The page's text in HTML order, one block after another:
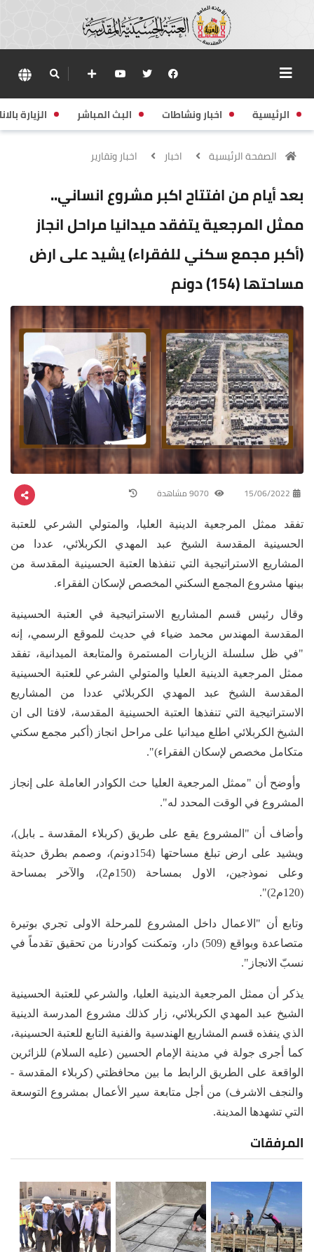
الرئيسية اخبار ونشاطات البث المباشر الزيارة
الصفحة الرئيسية اخبار اخبار وتقارير
بعد أيام من افتتاح اكبر مشروع انساني..
ممثل المرجعية يتفقد ميدانيا مراحل انجاز
(أكبر مجمع سكني للفقراء) يشيد على ارض
مساحتها (154) دونم
15/06/2022
تفقد ممثل المرجعية الدينية العليا، والمتولي الشرعي للعتبة
الحسينية المقدسة الشيخ عبد المهدي الكربلائي، عددا من
المشاريع الاستراتيجية التي تنفذها العتبة الحسينية المقدسة من
بينها مشروع المجمع السكني المخصص لإسكان الفقراء.
وقال رئيس قسم المشاريع الاستراتيجية في العتبة الحسينية
المقدسة المهندس محمد ضياء في حديث للموقع الرسمي، إنه
"في ظل سلسلة الزيارات المستمرة والمتابعة الميدانية، تفقد
ممثل المرجعية الدينية العليا والمتولي الشرعي للعتبة الحسينية
المقدسة الشيخ عبد المهدي الكربلائي عددا من المشاريع
الاستراتيجية التي تنفذها العتبة الحسينية المقدسة، لافتا الى ان
الشيخ الكربلائي اطلع ميدانيا على مراحل انجاز (أكبر مجمع سكني
متكامل مخصص لإسكان الفقراء)".
وأوضح أن "ممثل المرجعية العليا حث الكوادر العاملة على إنجاز
المشروع في الوقت المحدد له".
وأضاف أن "المشروع يقع على طريق (كربلاء المقدسة ـ بابل)،
ويشيد على ارض تبلغ مساحتها (154دونم)، وصمم بطرق حديثة
وعلى نموذجين، الاول بمساحة (150م2)، والآخر بمساحة
(120م2)".
وتابع أن "الاعمال داخل المشروع للمرحلة الاولى تجري بوتيرة
متصاعدة وبواقع (509) دار، وتمكنت كوادرنا من تحقيق تقدماً في
نسبّ الانجاز".
يذكر أن ممثل المرجعية الدينية العليا، والشرعي للعتبة الحسينية
الشيخ عبد المهدي الكربلائي، زار كذلك مشروع المدرسة الدينية
الذي ينفذه قسم المشاريع الهندسية والفنية التابع للعتبة الحسينية،
كما أجرى جولة في مدينة الإمام الحسين (عليه السلام) للزائرين
الواقعة على الطريق الرابط ما بين محافظتي (كربلاء المقدسة -
والنجف الاشرف) من أجل متابعة سير الأعمال بمشروع التوسعة
التي تشهدها المدينة.
المرفقات